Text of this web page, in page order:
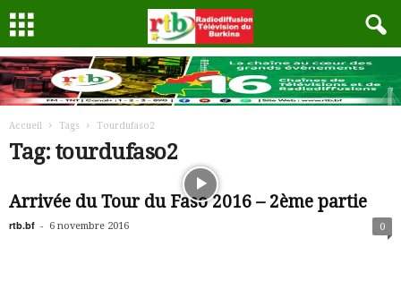
Accueil Tags Tourdufaso2
Tag: tourdufaso2
Arrivée du Tour du Faso 2016 – 2ème partie
rtb.bf - 6 novembre 2016 0